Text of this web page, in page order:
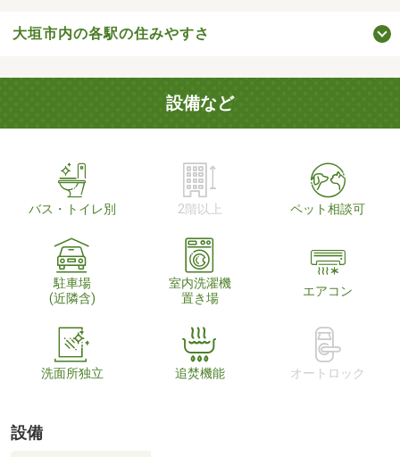
大垣市内の各駅の住みやすさ
設備など
バス・トイレ別 2階以上 ペット相談可
駐車場
(近隣含)
室内洗濯機
置き場
エアコン
洗面所独立 追焚機能 オートロック
設備